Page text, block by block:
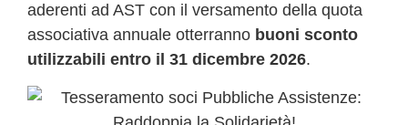
aderenti ad AST con il versamento della quota
associativa annuale otterranno buoni sconto
utilizzabili entro il 31 dicembre 2026.